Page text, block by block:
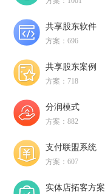
共享股东软件
方案：696
共享股东案例
方案：718
分润模式
方案：882
支付联盟系统
方案：607
实体店拓客方案